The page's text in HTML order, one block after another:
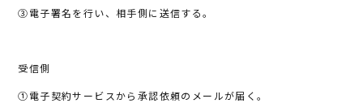
③電子署名を行い、相手側に送信する。
受信側
①電子契約サービスから承認依頼のメールが届く。